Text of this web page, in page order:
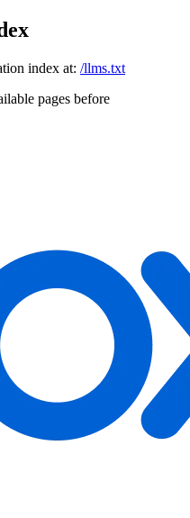
index at: /llms.txt
pages before